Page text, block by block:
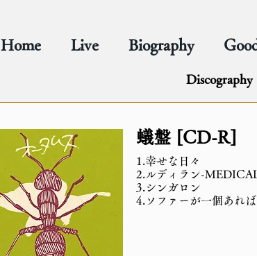
Home Live Biography
Discography
蟻盤 [CD-R]
1.幸せな日々
2.ルディラン-
3.シンガロン
4.ソファーが一個あれ